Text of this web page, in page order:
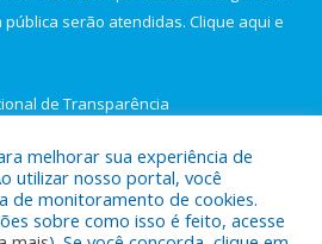
serão atendidas. Clique aqui e
de Transparência
a Câmara Municipal de Igarapé-
melhorar sua experiência de
utilizar nosso portal, você
de monitoramento de cookies.
sobre como isso é feito, acesse